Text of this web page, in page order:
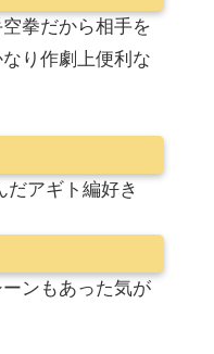
拳だから相手を
り作劇上便利な
だアギト編好き
ンもあった気が